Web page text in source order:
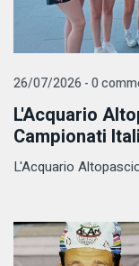
26/07/2026 - 0
L'Acquario
Campionati
L'Acquario